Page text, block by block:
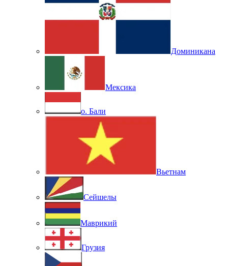
Доминикана
Мексика
о. Бали
Вьетнам
Сейшелы
Маврикий
Грузия